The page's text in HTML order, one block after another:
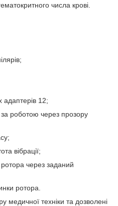
числа крові.
адаптерів 12;
за роботою через прозору
вібрації;
через заданий
ротора.
медичної техніки та дозволені